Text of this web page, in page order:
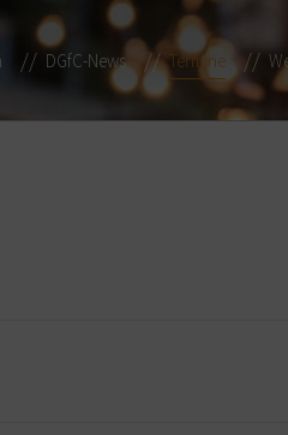
DGfC-News Termine